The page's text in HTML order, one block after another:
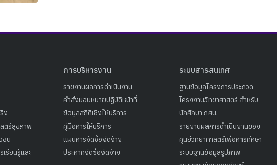
ง
ตร์สุขภาพ
ชน
เรียนรู้และ
การบริหารงาน
รายงานผลการดำเนินงาน
คำสั่งมอบหมายปฏิบัติหน้าที่
ข้อมูลสถิติเชิงให้บริการ
คู่มือการให้บริการ
แผนการจัดซื้อจัดจ้าง
ประกาศจัดซื้อจัดจ้าง
ระบบสารสนเทศ
ฐานข้อมูลโครงการประกวด
โครงงานวิทยาศาสตร์ สำหรับ
นักศึกษา กศน.
รายงานผลการดำเนินงานของ
ศูนย์วิทยาศาสตร์เพื่อการศึกษา
ระบบฐานข้อมูลรูปภาพ